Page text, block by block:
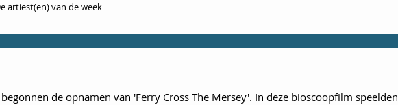
artiest(en) van de week
de opnamen van 'Ferry Cross The Mersey'. In deze bioscoopfilm speelden